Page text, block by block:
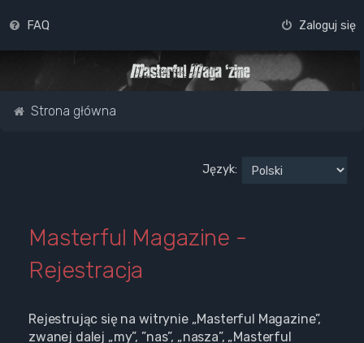
FAQ Zaloguj się
Strona główna
Język:
Masterful Magazine -
Rejestracja
Rejestrując się na witrynie „Masterful Magazine”,
zwanej dalej „my”, ”nas”, „nasza”, „Masterful